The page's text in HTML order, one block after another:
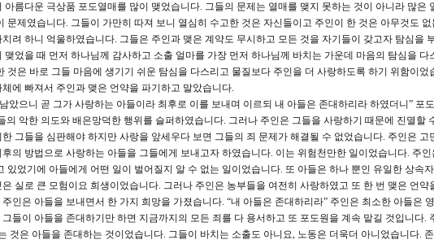
아름다운 극상품 포도열매를 많이 맺었습니다. 그들의 문제는 열매를 맺지 못하는 것이 아니라 많은
문제였습니다. 그들이 가만히 따져 보니 열심히 수고한 것은 자신들이고 주인이 한 것은 아무것도 없
려 하니 억울하였습니다. 그들은 주인과 맺은 계약도 무시하고 모든 것을 자기들이 갖고자 탐심을
맺었을 때 먼저 하나님께 감사하고 소출 얼마를 가장 먼저 하나님께 바치는 가운데 마음의 탐심을 다
것은 바로 그들 마음에 생기기 쉬운 탐심을 다스리고 물질보다 주인을 더 사랑하도록 하기 위함이었
에 빠져서 주인과 맺은 언약을 파기하고 말았습니다.
았으니 곧 그가 사랑하는 아들이라 최후로 이를 보내며 이르되 내 아들은 존대하리라 하였더니” 포
의 악한 의도와 배은망덕한 행위를 슬퍼하였습니다. 그러나 주인은 그들을 사랑하기 때문에 진멸할
그들을 심판해야 하지만 사랑을 앞세우다 보면 그들의 죄 문제가 해결될 수 없었습니다. 주인은 고
의 방법으로 사랑하는 아들을 그들에게 보내고자 하였습니다. 이는 위험천만한 일이었습니다. 주인
있었기에 아들에게 어떤 일이 벌어질지 알 수 없는 일이었습니다. 또 아들은 하나 뿐인 유일한 상속자
실로 큰 모험이요 희생이었습니다. 그러나 주인은 농부들을 여전히 사랑하였고 또 한 번 맺은 언약
인은 아들을 보내면서 한 가지 희망을 가졌습니다. “내 아들은 존대하리라” 주인은 최소한 아들은
들이 아들을 존대하기만 하면 지금까지의 모든 죄를 다 용서하고 또 포도원을 계속 맡길 것입니다.
것은 아들을 존대하는 것이었습니다. 그들이 바치는 소출도 아니요, 노동은 더욱더 아니었습니다.